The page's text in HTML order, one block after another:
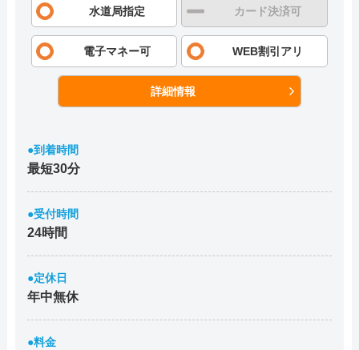
水道局指定 カード決済可
電子マネー可 WEB割引アリ
詳細情報
●到着時間
最短30分
●受付時間
24時間
●定休日
年中無休
●料金